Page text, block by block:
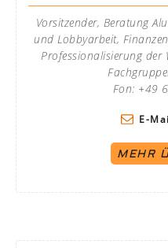
Vorsitzender, Beratung
und Lobbyarbeit,
Professionalisierung der
Fon: +49
E-
MEHR